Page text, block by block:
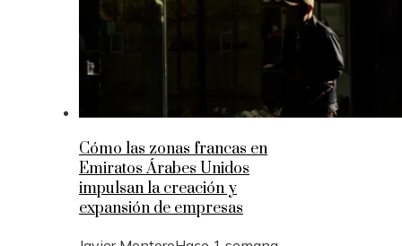
Cómo las zonas francas en
Emiratos Árabes Unidos
impulsan la creación y
expansión de empresas